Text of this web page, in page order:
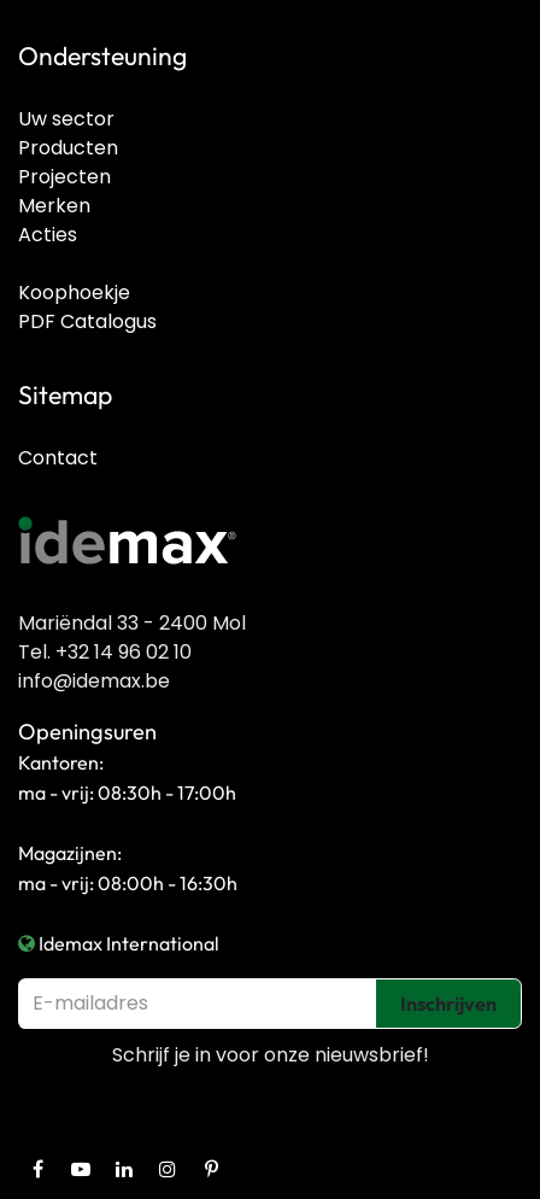
Ondersteuning
Uw sector
Producten
Projecten
Merken
Acties
Koophoekje
PDF Catalogus
Sitemap
Contact
Mariëndal 33 - 2400 Mol
Tel. +32 14 96 02 10
info@idemax.be
Openingsuren
Kantoren:
ma - vrij: 08:30h - 17:00h
Magazijnen:
ma - vrij: 08:00h - 16:30h
Idemax International
Inschrijven
Schrijf je in voor onze nieuwsbrief!